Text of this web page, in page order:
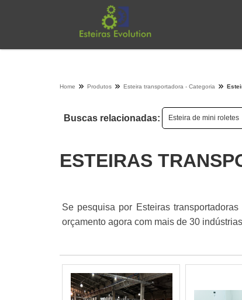
Home Produtos Esteira transportadora - Categoria
Buscas relacionadas: Esteira de mini roletes
ESTEIRAS
Se pesquisa por Esteiras
orçamento agora com mais de 30